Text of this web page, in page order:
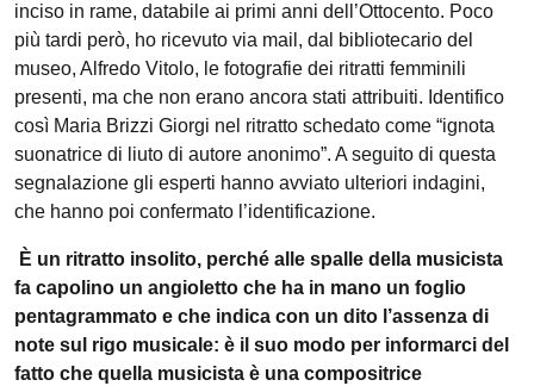
inciso in rame, databile ai primi anni dell’Ottocento. Poco
più tardi però, ho ricevuto via mail, dal bibliotecario del
museo, Alfredo Vitolo, le fotografie dei ritratti femminili
presenti, ma che non erano ancora stati attribuiti. Identifico
così Maria Brizzi Giorgi nel ritratto schedato come “ignota
suonatrice di liuto di autore anonimo”. A seguito di questa
segnalazione gli esperti hanno avviato ulteriori indagini,
che hanno poi confermato l’identificazione.
È un ritratto insolito, perché alle spalle della musicista
fa capolino un angioletto che ha in mano un foglio
pentagrammato e che indica con un dito l’assenza di
note sul rigo musicale: è il suo modo per informarci del
fatto che quella musicista è una compositrice